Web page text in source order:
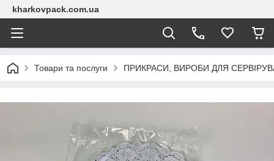
kharkovpack.com.ua
Товари та послуги ПРИКРАСИ, ВИРОБИ ДЛЯ